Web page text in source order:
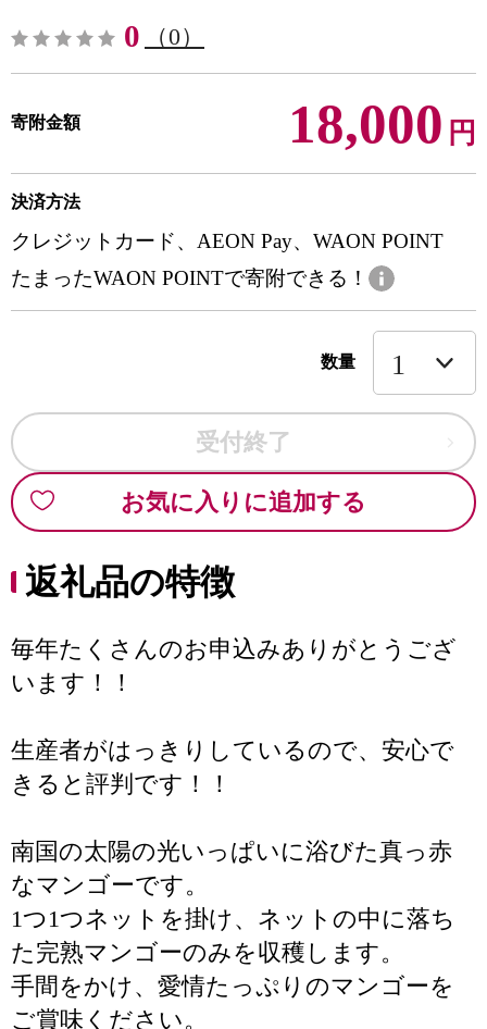
0 （0）
寄附金額 18,000 円
決済方法
クレジットカード、AEON Pay、WAON POINT
たまったWAON POINTで寄附できる！
数量
受付終了
お気に入りに追加する
返礼品の特徴
毎年たくさんのお申込みありがとうござ
います！！
生産者がはっきりしているので、安心で
きると評判です！！
南国の太陽の光いっぱいに浴びた真っ赤
なマンゴーです。
1つ1つネットを掛け、ネットの中に落ち
た完熟マンゴーのみを収穫します。
手間をかけ、愛情たっぷりのマンゴーを
ご賞味ください。